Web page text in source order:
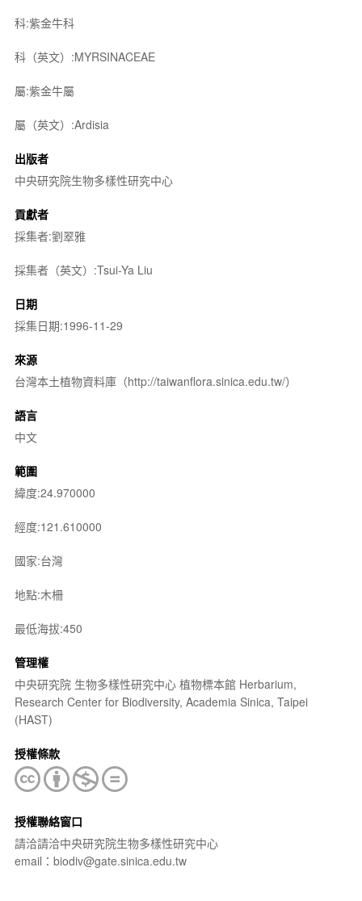
科:紫金牛科
科（英文）:MYRSINACEAE
屬:紫金牛屬
屬（英文）:Ardisia
出版者
中央研究院生物多樣性研究中心
貢獻者
採集者:劉翠雅
採集者（英文）:Tsui-Ya Liu
日期
採集日期:1996-11-29
來源
台灣本土植物資料庫（http://taiwanflora.sinica.edu.tw/）
語言
中文
範圍
緯度:24.970000
經度:121.610000
國家:台灣
地點:木柵
最低海拔:450
管理權
中央研究院 生物多樣性研究中心 植物標本館 Herbarium,
Research Center for Biodiversity, Academia Sinica, Taipei
(HAST)
授權條款
授權聯絡窗口
請洽請洽中央研究院生物多樣性研究中心
email：biodiv@gate.sinica.edu.tw